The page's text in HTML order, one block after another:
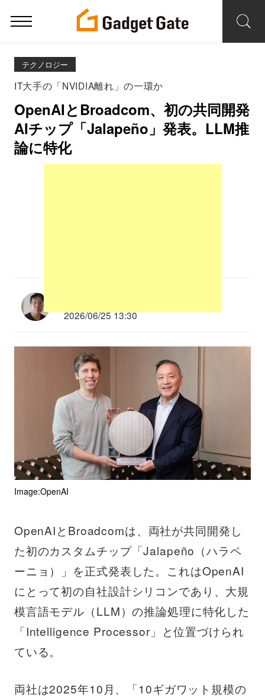
テクノロジー
IT大手の「NVIDIA離れ」の一環か
OpenAIとBroadcom、初の共同開発
AIチップ「Jalapeño」発表。LLM推
論に特化
2026/06/25 13:30
Image:OpenAI
OpenAIとBroadcomは、両社が共同開発し
た初のカスタムチップ「Jalapeño（ハラペ
ーニョ）」を正式発表した。これはOpenAI
にとって初の自社設計シリコンであり、大規
模言語モデル（LLM）の推論処理に特化した
「Intelligence Processor」と位置づけられ
ている。
両社は2025年10月、「10ギガワット規模の